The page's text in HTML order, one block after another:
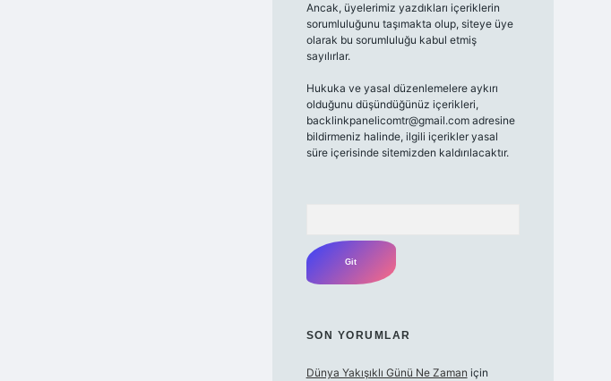
Ancak, üyelerimiz yazdıkları içeriklerin
sorumluluğunu taşımakta olup, siteye üye
olarak bu sorumluluğu kabul etmiş
sayılırlar.
Hukuka ve yasal düzenlemelere aykırı
olduğunu düşündüğünüz içerikleri,
backlinkpanelicomtr@gmail.comadresine
bildirmeniz halinde, ilgili içerikler yasal
süre içerisinde sitemizden kaldırılacaktır.
SON YORUMLAR
Dünya Yakışıklı Günü Ne Zaman için